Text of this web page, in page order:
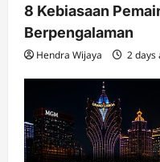
8 Kebiasaan
Berpengalaman
Hendra Wijaya 2 days